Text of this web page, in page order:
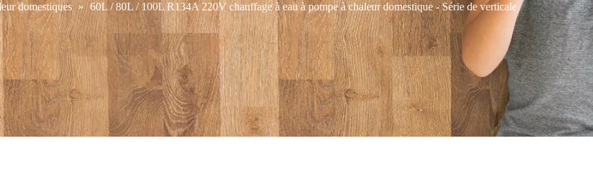
domestiques » 60L / 80L / 100L R134A 220V chauffage à eau à pompe à chaleur domestique - Série de verticale